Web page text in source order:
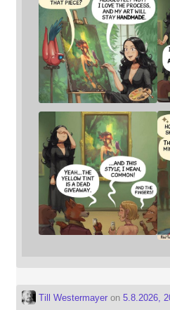
Till Westermayeron 5.8.2026,